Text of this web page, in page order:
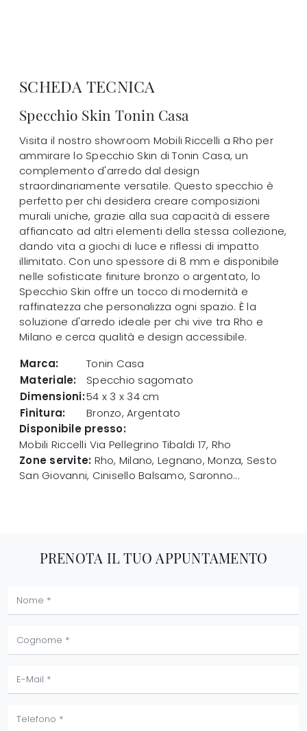
SCHEDA TECNICA
Specchio Skin Tonin Casa
Visita il nostro showroom Mobili Riccelli a Rho per
ammirare lo Specchio Skin di Tonin Casa, un
complemento d'arredo dal design
straordinariamente versatile. Questo specchio è
perfetto per chi desidera creare composizioni
murali uniche, grazie alla sua capacità di essere
affiancato ad altri elementi della stessa collezione,
dando vita a giochi di luce e riflessi di impatto
illimitato. Con uno spessore di 8 mm e disponibile
nelle sofisticate finiture bronzo o argentato, lo
Specchio Skin offre un tocco di modernità e
raffinatezza che personalizza ogni spazio. È la
soluzione d'arredo ideale per chi vive tra Rho e
Milano e cerca qualità e design accessibile.
Marca:
Tonin Casa
Materiale:
Specchio sagomato
Dimensioni:54 x 3 x 34 cm
Finitura:
Bronzo, Argentato
Disponibile presso:
Mobili Riccelli Via Pellegrino Tibaldi 17, Rho
Zone servite: Rho, Milano, Legnano, Monza, Sesto
San Giovanni, Cinisello Balsamo, Saronno...
PRENOTA IL TUO APPUNTAMENTO